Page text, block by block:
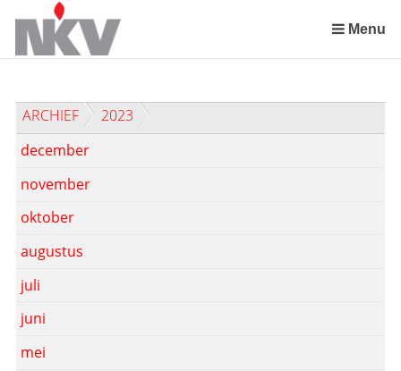
links
over
de
inhoud
Spring
naar
menu
Menu
ARCHIEF
2023
december
november
oktober
augustus
juli
juni
mei